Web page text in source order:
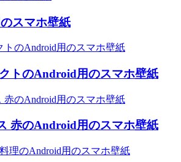
スマホ壁紙
トのAndroid用のスマホ壁紙
赤のAndroid用のスマホ壁紙